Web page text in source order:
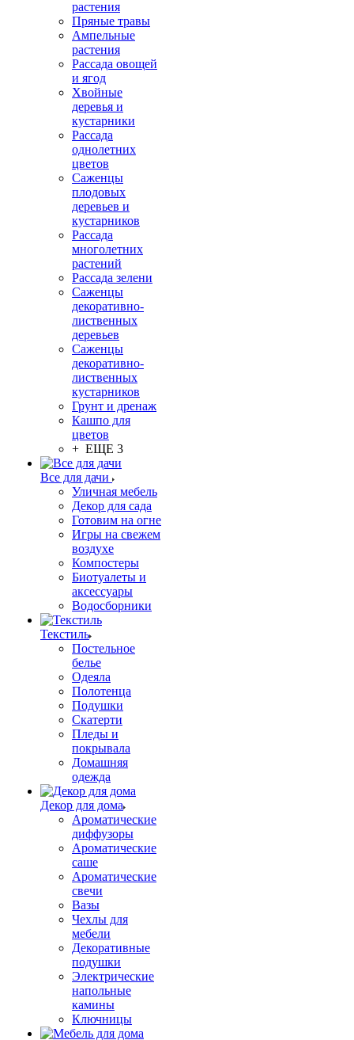
растения
Пряные травы
Ампельные
растения
Рассада овощей
и ягод
Хвойные
деревья и
кустарники
Рассада
однолетних
цветов
Саженцы
плодовых
деревьев и
кустарников
Рассада
многолетних
растений
Рассада зелени
Саженцы
декоративно-
лиственных
деревьев
Саженцы
декоративно-
лиственных
кустарников
Грунт и дренаж
Кашпо для
цветов
+ ЕЩЕ 3
Все для дачи
Уличная мебель
Декор для сада
Готовим на огне
Игры на свежем
воздухе
Компостеры
Биотуалеты и
аксессуары
Водосборники
Текстиль
Постельное
белье
Одеяла
Полотенца
Подушки
Скатерти
Пледы и
покрывала
Домашняя
одежда
Декор для дома
Ароматические
диффузоры
Ароматические
саше
Ароматические
свечи
Вазы
Чехлы для
мебели
Декоративные
подушки
Электрические
напольные
камины
Ключницы